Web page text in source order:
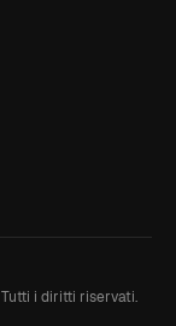
Tutti i diritti riservati.